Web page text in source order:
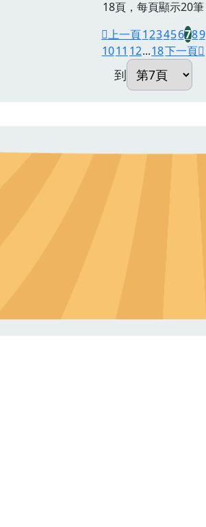
18頁，每頁顯示20筆
上一頁123456789
1011 12...18下一頁
到